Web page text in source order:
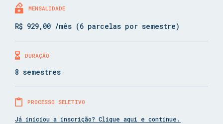
MENSALIDADE
R$ 929,00 /mês (6 parcelas por semestre)
DURAÇÃO
8 semestres
PROCESSO SELETIVO
Já iniciou a inscrição? Clique aqui e continue.